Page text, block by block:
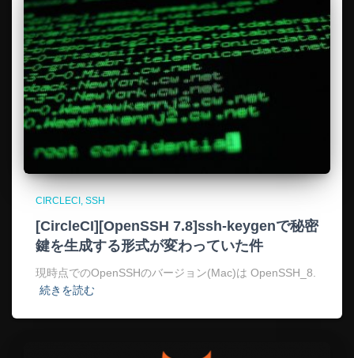
CIRCLECI SSH
[CircleCI][OpenSSH 7.8]ssh-keygenで秘密
鍵を生成する形式が変わっていた件
現時点でのOpenSSHのバージョン(Mac)は OpenSSH_8.
続きを読む